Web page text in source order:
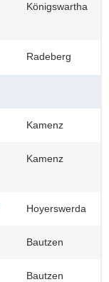
Königswartha
Radeberg
Kamenz
Kamenz
Hoyerswerda
Bautzen
Bautzen